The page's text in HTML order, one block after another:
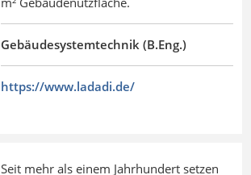
Gebäudesystemtechnik (B.Eng.)
https://www.ladadi.de/
Seit mehr als einem Jahrhundert setzen